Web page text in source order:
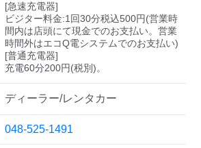
[急速充電器]
ビジター料金:1回30分税込500円(営業時
間内は店頭にて現金でのお支払い。営業
時間外はエコQ電システムでのお支払い)
[普通充電器]
充電60分200円(税別)。
ディーラー/レンタカー
048-525-1491